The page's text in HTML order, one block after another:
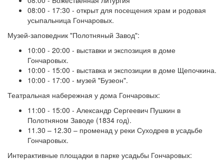
08:00 - 17:30 - открыт для посещения храм и родовая
усыпальница Гончаровых.
Музей-заповедник "Полотняный Завод":
10:00 - 20:00 - выставки и экспозиция в доме
Гончаровых.
10:00 - 15:00 - выставка и экспозиции в доме Щепочкина.
10:00 - 17:00 - музей "Бузеон".
Театральная набережная у дома Гончаровых:
11:00 - 15:00 - Александр Сергеевич Пушкин в
Полотняном Заводе (1834 год).
11.30 – 12.30 – променад у реки Суходрев в усадьбе
Гончаровых.
Интерактивные площадки в парке усадьбы Гончаровых: